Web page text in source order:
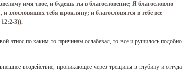
имя твое, и будешь ты в благословение; Я благословлю
злословящих тебя прокляну; и благословятся в тебе все
3)).
этнос по каким-то причинам ослабевал, то все и рушилось подобно
воздействие, проникающее через трещины в глубину и оттуда